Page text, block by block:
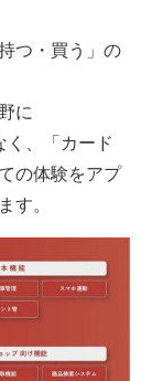
つ・買う」の
に
く、「カード
の体験をアプ
す。